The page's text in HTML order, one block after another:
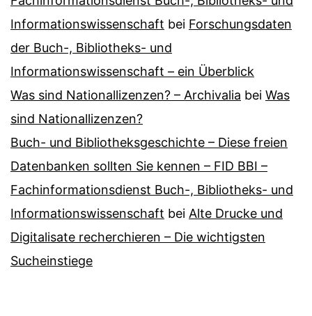
Informationswissenschaft bei Forschungsdaten
der Buch-, Bibliotheks- und
Informationswissenschaft – ein Überblick
Was sind Nationallizenzen? – Archivalia bei Was
sind Nationallizenzen?
Buch- und Bibliotheksgeschichte – Diese freien
Datenbanken sollten Sie kennen – FID BBI –
Fachinformationsdienst Buch-, Bibliotheks- und
Informationswissenschaft bei Alte Drucke und
Digitalisate recherchieren – Die wichtigsten
Sucheinstiege